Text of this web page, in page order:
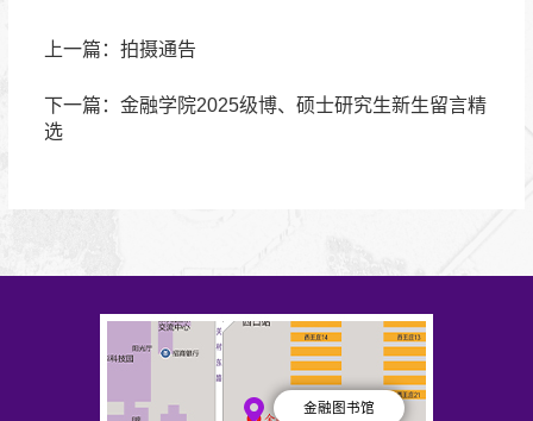
上一篇：拍摄通告
下一篇：​金融学院2025级博、硕士研究生新生留言精
选
金融图书馆